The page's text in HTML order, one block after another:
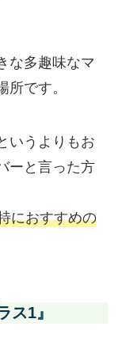
な多趣味なマ
です。
いうよりもお
ーと言った方
におすすめの
ス1』